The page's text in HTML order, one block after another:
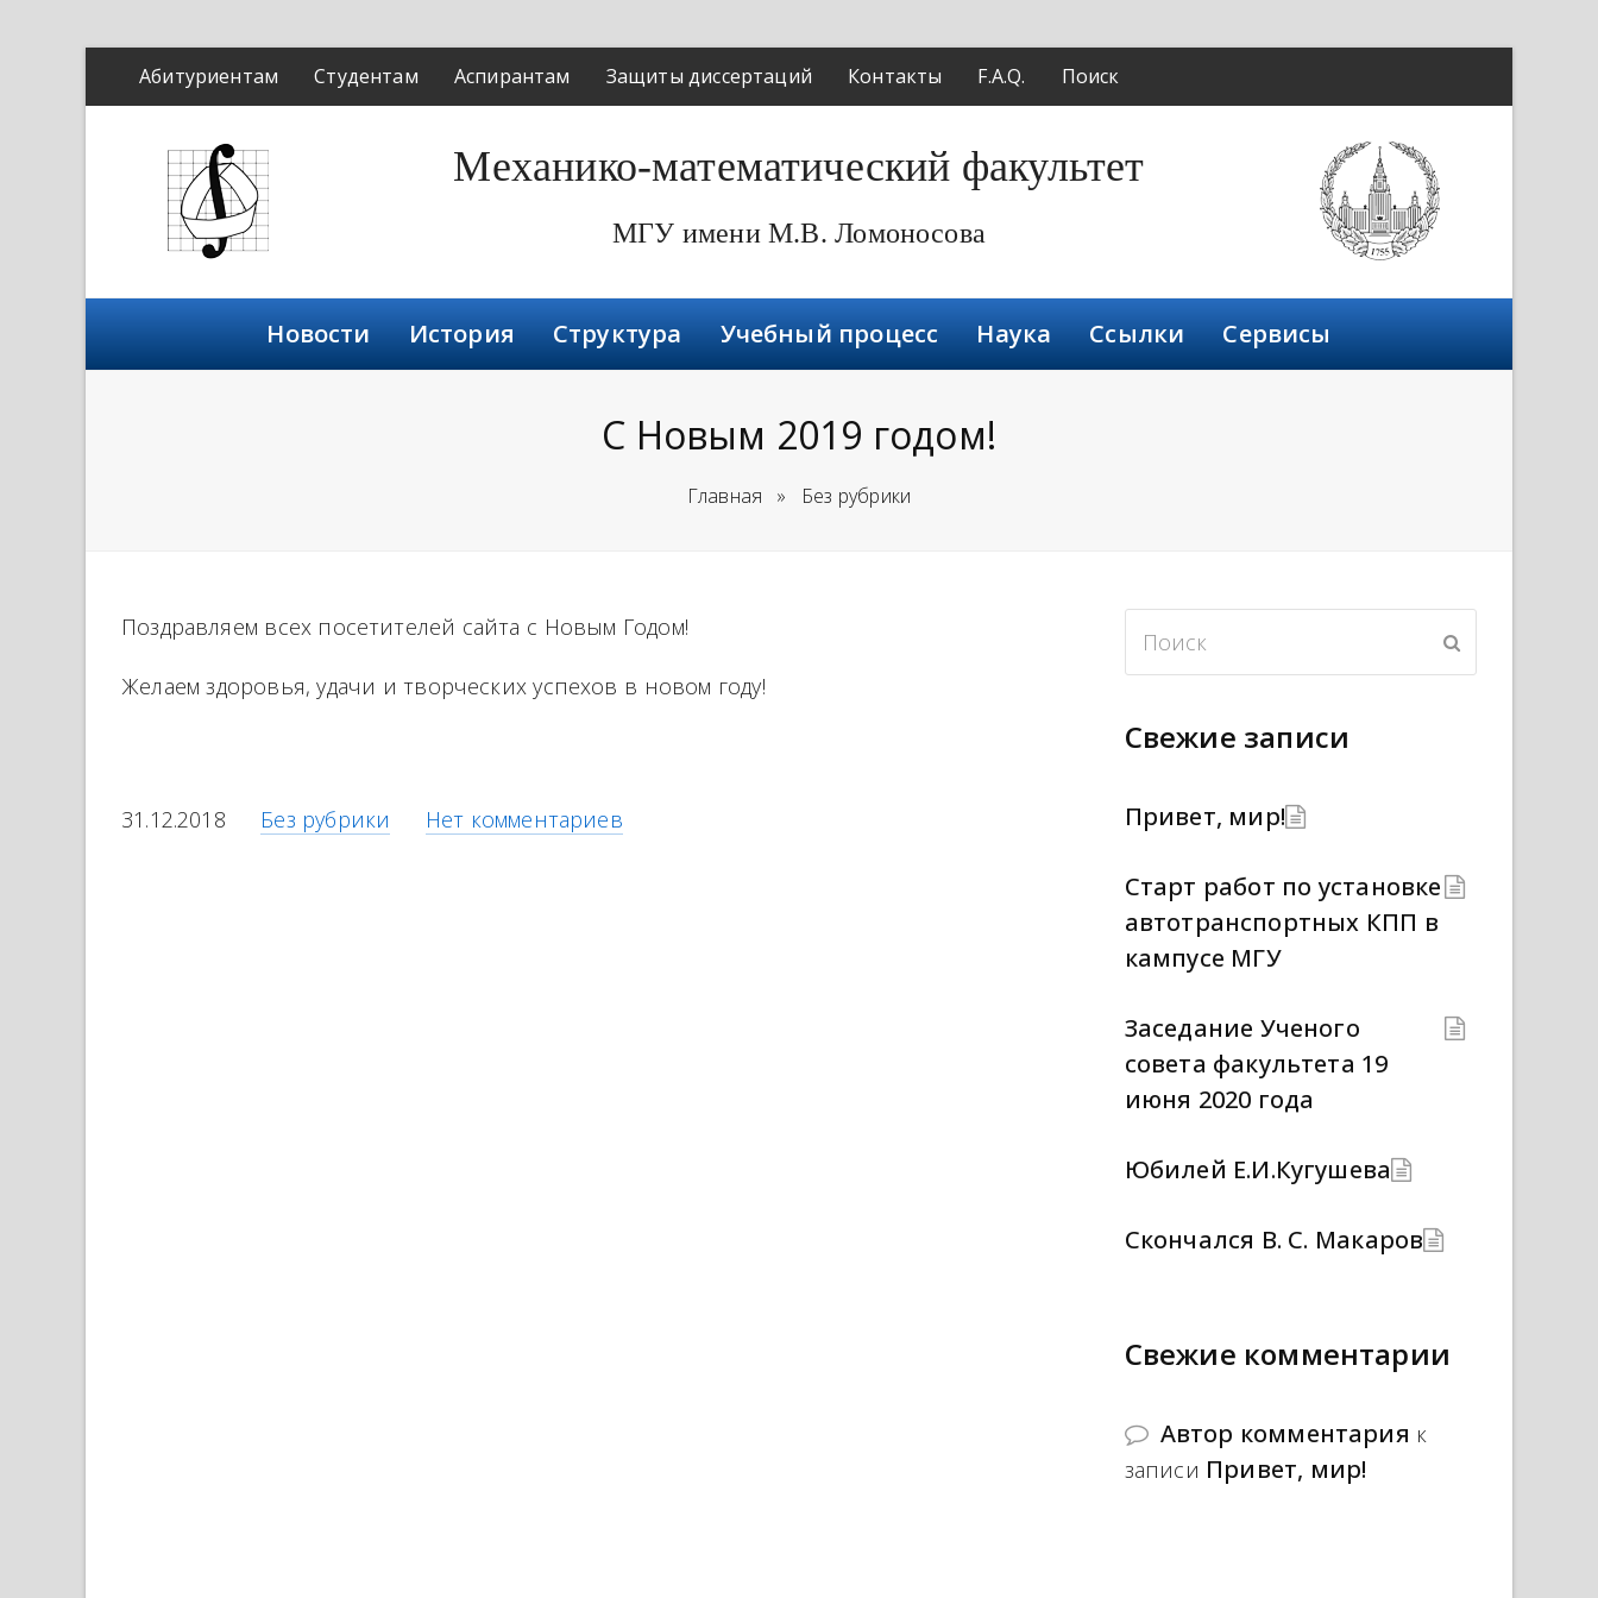
Абитуриентам Студентам Аспирантам Защиты диссертаций Контакты F.A.Q. Поиск
Механико-математический факультет
МГУ имени М.В. Ломоносова
Новости История Структура Учебный процесс Наука Ссылки Сервисы
С Новым 2019 годом!
Главная » Без рубрики
с
Свежие записи
Привет, мир!
Старт работ по установке
автотранспортных КПП в
кампусе МГУ
Заседание Ученого
совета факультета 19
июня 2020 года
Юбилей Е.И.Кугушева
Скончался В. С. Макаров
Свежие комментарии
Автор комментария к
записи Привет, мир!
Поздравляем всех посетителей сайта с Новым Годом!
Желаем здоровья, удачи и творческих успехов в новом году!
31.12.2018 Без рубрики Нет комментариев